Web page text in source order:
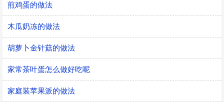
煎鸡蛋的做法
木瓜奶冻的做法
胡萝卜金针菇的做法
家常茶叶蛋怎么做好吃呢
家庭装苹果派的做法